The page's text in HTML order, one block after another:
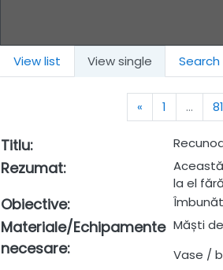
View list View single Search
«Previous
1 … 81
Titlu:
Rezumat:
la el
Obiective:
Materiale/Echipamente
necesare:
Măști
Vase /